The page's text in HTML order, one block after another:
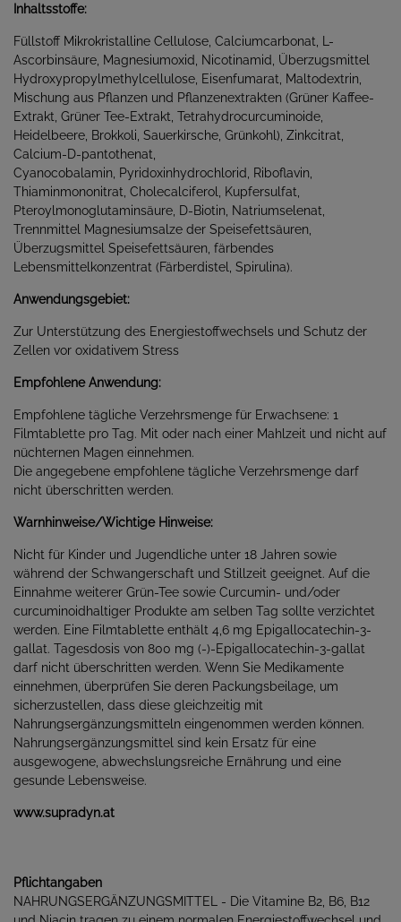
Inhaltsstoffe:
Füllstoff Mikrokristalline Cellulose, Calciumcarbonat, L-
Ascorbinsäure, Magnesiumoxid, Nicotinamid, Überzugsmittel
Hydroxypropylmethylcellulose, Eisenfumarat, Maltodextrin,
Mischung aus Pflanzen und Pflanzenextrakten (Grüner Kaffee-
Extrakt, Grüner Tee-Extrakt, Tetrahydrocurcuminoide,
Heidelbeere, Brokkoli, Sauerkirsche, Grünkohl), Zinkcitrat,
Calcium-D-pantothenat,
Cyanocobalamin, Pyridoxinhydrochlorid, Riboflavin,
Thiaminmononitrat, Cholecalciferol, Kupfersulfat,
Pteroylmonoglutaminsäure, D-Biotin, Natriumselenat,
Trennmittel Magnesiumsalze der Speisefettsäuren,
Überzugsmittel Speisefettsäuren, färbendes
Lebensmittelkonzentrat (Färberdistel, Spirulina).
Anwendungsgebiet:
Zur Unterstützung des Energiestoffwechsels und Schutz der
Zellen vor oxidativem Stress
Empfohlene Anwendung:
Empfohlene tägliche Verzehrsmenge für Erwachsene: 1
Filmtablette pro Tag. Mit oder nach einer Mahlzeit und nicht auf
nüchternen Magen einnehmen.
Die angegebene empfohlene tägliche Verzehrsmenge darf
nicht überschritten werden.
Warnhinweise/Wichtige Hinweise:
Nicht für Kinder und Jugendliche unter 18 Jahren sowie
während der Schwangerschaft und Stillzeit geeignet. Auf die
Einnahme weiterer Grün-Tee sowie Curcumin- und/oder
curcuminoidhaltiger Produkte am selben Tag sollte verzichtet
werden. Eine Filmtablette enthält 4,6 mg Epigallocatechin-3-
gallat. Tagesdosis von 800 mg (-)-Epigallocatechin-3-gallat
darf nicht überschritten werden. Wenn Sie Medikamente
einnehmen, überprüfen Sie deren Packungsbeilage, um
sicherzustellen, dass diese gleichzeitig mit
Nahrungsergänzungsmitteln eingenommen werden können.
Nahrungsergänzungsmittel sind kein Ersatz für eine
ausgewogene, abwechslungsreiche Ernährung und eine
gesunde Lebensweise.
www.supradyn.at
Pflichtangaben
NAHRUNGSERGÄNZUNGSMITTEL - Die Vitamine B2, B6, B12